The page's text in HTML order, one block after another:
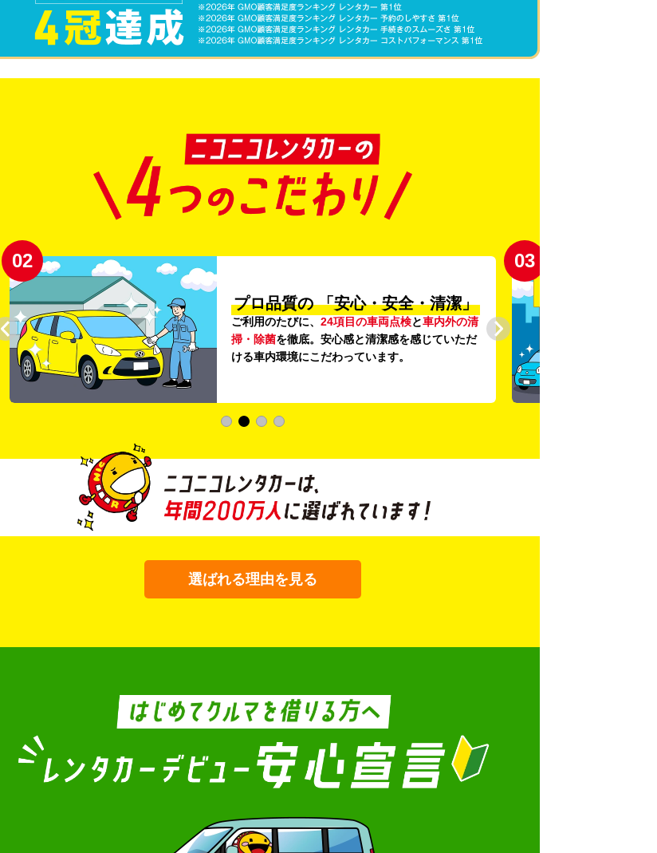
02
プロ品質の 「安心・安全・清潔」
ご利用のたびに、 24項目の車両点検と車内外の清
掃・除菌を徹底。安心感と清潔感を感じていただ
ける車内環境にこだわっています。
03
選ばれる理由を見る